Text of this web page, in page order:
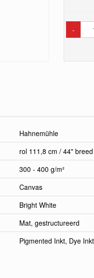
-
Hahnemühle
rol 111,8 cm / 44" breed
300 - 400 g/m²
Canvas
Bright White
Mat, gestructureerd
Pigmented Inkt, Dye Inkt